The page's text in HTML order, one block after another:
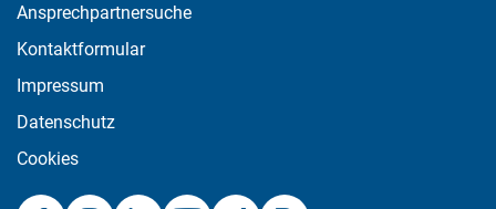
Ansprechpartnersuche
Kontaktformular
Impressum
Datenschutz
Cookies
Impressum